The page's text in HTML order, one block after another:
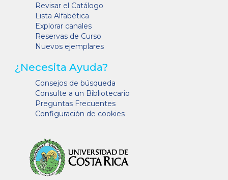
Revisar el Catálogo
Lista Alfabética
Explorar canales
Reservas de Curso
Nuevos ejemplares
¿Necesita Ayuda?
Consejos de búsqueda
Consulte a un Bibliotecario
Preguntas Frecuentes
Configuración de cookies